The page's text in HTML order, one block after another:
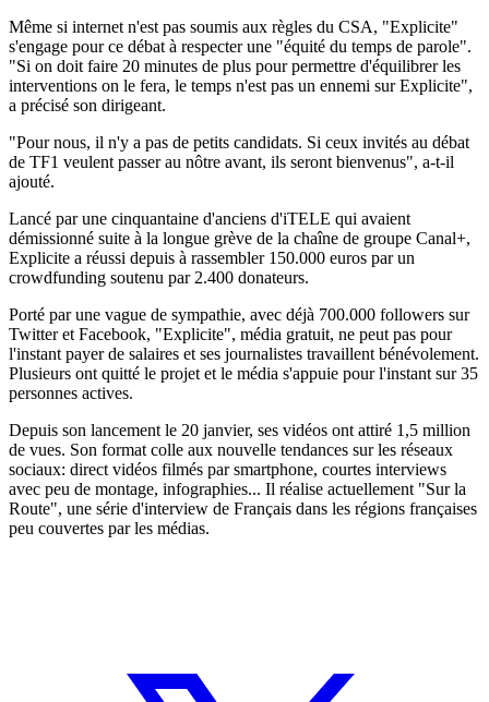
Même si internet n'est pas soumis aux règles du CSA, "Explicite"
s'engage pour ce débat à respecter une "équité du temps de parole".
"Si on doit faire 20 minutes de plus pour permettre d'équilibrer les
interventions on le fera, le temps n'est pas un ennemi sur Explicite",
a précisé son dirigeant.
"Pour nous, il n'y a pas de petits candidats. Si ceux invités au débat
de TF1 veulent passer au nôtre avant, ils seront bienvenus", a-t-il
ajouté.
Lancé par une cinquantaine d'anciens d'iTELE qui avaient
démissionné suite à la longue grève de la chaîne de groupe Canal+,
Explicite a réussi depuis à rassembler 150.000 euros par un
crowdfunding soutenu par 2.400 donateurs.
Porté par une vague de sympathie, avec déjà 700.000 followers sur
Twitter et Facebook, "Explicite", média gratuit, ne peut pas pour
l'instant payer de salaires et ses journalistes travaillent bénévolement.
Plusieurs ont quitté le projet et le média s'appuie pour l'instant sur 35
personnes actives.
Depuis son lancement le 20 janvier, ses vidéos ont attiré 1,5 million
de vues. Son format colle aux nouvelle tendances sur les réseaux
sociaux: direct vidéos filmés par smartphone, courtes interviews
avec peu de montage, infographies... Il réalise actuellement "Sur la
Route", une série d'interview de Français dans les régions françaises
peu couvertes par les médias.